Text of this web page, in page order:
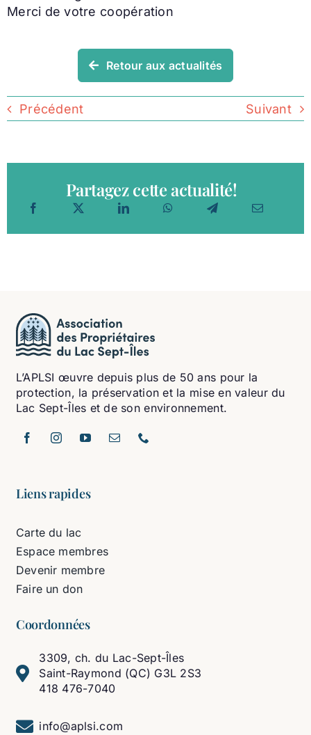
Merci de votre coopération
Retour aux actualités
Précédent Suivant
Partagez cette actualité!
L’APLSI œuvre depuis plus de 50 ans pour la
protection, la préservation et la mise en valeur du
Lac Sept-Îles et de son environnement.
Liens rapides
Carte du lac
Espace membres
Devenir membre
Faire un don
Coordonnées
3309, ch. du Lac-Sept-Îles
Saint-Raymond (QC) G3L 2S3
418 476-7040
info@aplsi.com